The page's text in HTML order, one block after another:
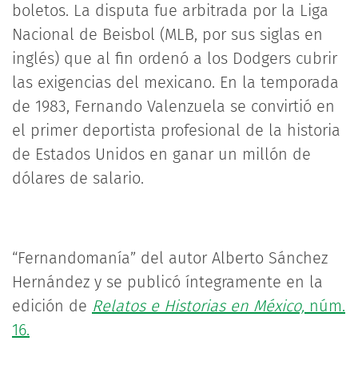
boletos. La disputa fue arbitrada por la Liga
Nacional de Beisbol (MLB, por sus siglas en
inglés) que al fin ordenó a los Dodgers cubrir
las exigencias del mexicano. En la temporada
de 1983, Fernando Valenzuela se convirtió en
el primer deportista profesional de la historia
de Estados Unidos en ganar un millón de
dólares de salario.
“Fernandomanía” del autor Alberto Sánchez
Hernández y se publicó íntegramente en la
edición de Relatos e Historias en México, núm.
16.